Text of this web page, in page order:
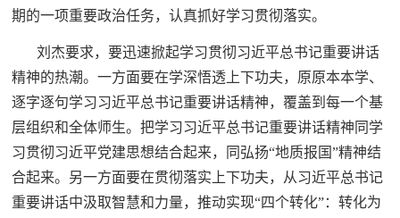
期的一项重要政治任务，认真抓好学习贯彻落实。
刘杰要求，要迅速掀起学习贯彻习近平总书记重要讲话
精神的热潮。一方面要在学深悟透上下功夫，原原本本学、
逐字逐句学习习近平总书记重要讲话精神，覆盖到每一个基
层组织和全体师生。把学习习近平总书记重要讲话精神同学
习贯彻习近平党建思想结合起来，同弘扬“地质报国”精神结
合起来。另一方面要在贯彻落实上下功夫，从习近平总书记
重要讲话中汲取智慧和力量，推动实现“四个转化”：转化为